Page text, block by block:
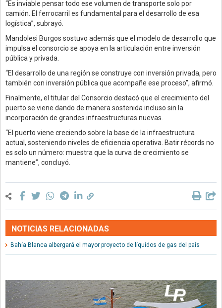
“Es inviable pensar todo ese volumen de transporte solo por
camión. El ferrocarril es fundamental para el desarrollo de esa
logística”, subrayó.
Mandolesi Burgos sostuvo además que el modelo de desarrollo que
impulsa el consorcio se apoya en la articulación entre inversión
pública y privada.
“El desarrollo de una región se construye con inversión privada, pero
también con inversión pública que acompañe ese proceso”, afirmó.
Finalmente, el titular del Consorcio destacó que el crecimiento del
puerto se viene dando de manera sostenida incluso sin la
incorporación de grandes infraestructuras nuevas.
“El puerto viene creciendo sobre la base de la infraestructura
actual, sosteniendo niveles de eficiencia operativa. Batir récords no
es solo un número: muestra que la curva de crecimiento se
mantiene”, concluyó.
NOTICIAS RELACIONADAS
Bahía Blanca albergará el mayor proyecto de líquidos de gas del país